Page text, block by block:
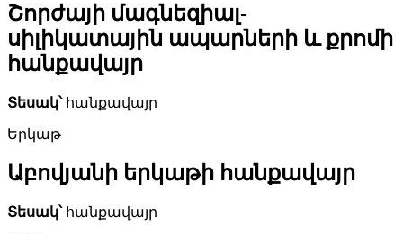
Շորժայի մագնեզիալ-
սիլիկատային ապարների և քրոմի
հանքավայր
Տեսակ՝հանքավայր
Երկաթ
Աբովյանի երկաթի հանքավայր
Տեսակ՝հանքավայր